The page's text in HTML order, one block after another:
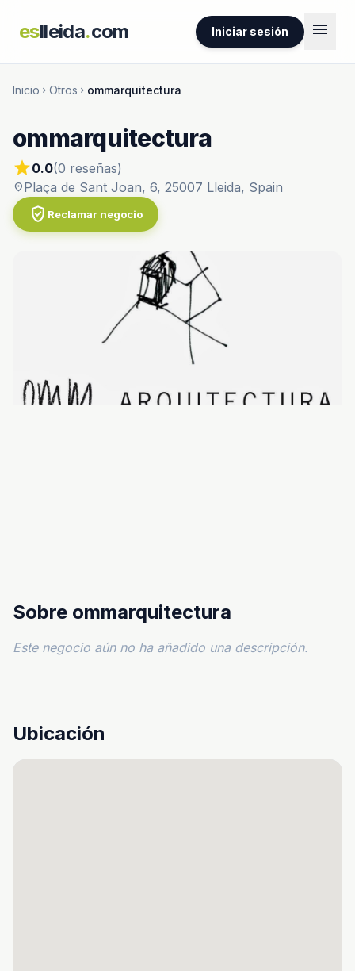
eslleida.com Iniciar sesión menu
Inicio chevron_right Otros chevron_right ommarquitectura
ommarquitectura
star0.0(0 reseñas)
location_onPlaça de Sant Joan, 6, 25007 Lleida, Spain
verified_user Reclamar negocio
Sobre ommarquitectura
Este negocio aún no ha añadido una descripción.
Ubicación